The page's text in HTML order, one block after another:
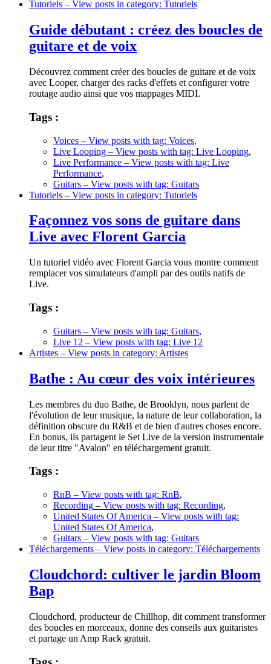
Tutoriels – View posts in category: Tutoriels
Guide débutant : créez des boucles de
guitare et de voix
Découvrez comment créer des boucles de guitare et de voix
avec Looper, charger des racks d'effets et configurer votre
routage audio ainsi que vos mappages MIDI.
Tags :
Voices – View posts with tag: Voices,
Live Looping – View posts with tag: Live Looping,
Live Performance – View posts with tag: Live
Performance,
Guitars – View posts with tag: Guitars
Tutoriels – View posts in category: Tutoriels
Façonnez vos sons de guitare dans
Live avec Florent Garcia
Un tutoriel vidéo avec Florent Garcia vous montre comment
remplacer vos simulateurs d'ampli par des outils natifs de
Live.
Tags :
Guitars – View posts with tag: Guitars,
Live 12 – View posts with tag: Live 12
Artistes – View posts in category: Artistes
Bathe : Au cœur des voix intérieures
Les membres du duo Bathe, de Brooklyn, nous parlent de
l'évolution de leur musique, la nature de leur collaboration, la
définition obscure du R&B et de bien d'autres choses encore.
En bonus, ils partagent le Set Live de la version instrumentale
de leur titre "Avalon" en téléchargement gratuit.
Tags :
RnB – View posts with tag: RnB,
Recording – View posts with tag: Recording,
United States Of America – View posts with tag:
United States Of America,
Guitars – View posts with tag: Guitars
Téléchargements – View posts in category: Téléchargements
Cloudchord: cultiver le jardin Bloom
Bap
Cloudchord, producteur de Chillhop, dit comment transformer
des boucles en morceaux, donne des conseils aux guitaristes
et partage un Amp Rack gratuit.